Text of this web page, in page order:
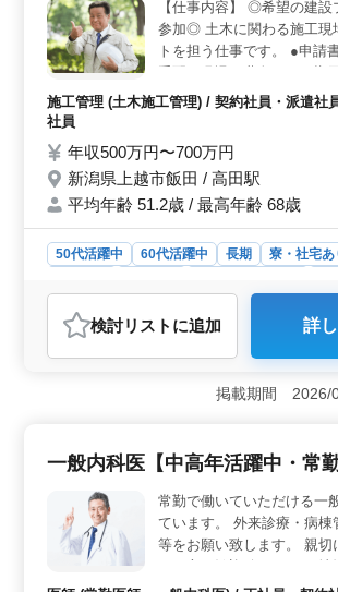
【仕事内容】 ◎希望の建設
参加◎ 土木に関わる施工現
トを担う仕事です。 ●申請
す。
施工管理 (土木施工管理) / 契約社員・派遣社
社員
年収500万円〜700万円
新潟県上越市飯田 / 高田駅
平均年齢 51.2歳 / 最高年齢 68歳
50代活躍中 60代活躍中 長期 寮・社宅あ
おすすめポイント
＜多彩な建設プロジェクトへの参加＞ 土
重要なポジションで、希望のプロジェク
い業務を通じてスキルを磨けます。 ＜
社宅があり、福利厚生も充実していま
までの幅広い年齢層が活躍する環境です
方々が増員募集されており、安定した環
可能性があります。
検討リスト に追加 詳
掲載期間 2026/
一般内科医【中高年活躍中・常勤
常勤で働いていただける一
ています。 外来診療・病棟
等をお願い致します。 親切
ける方は歓迎致します。 地
いきたいという志をお持ち